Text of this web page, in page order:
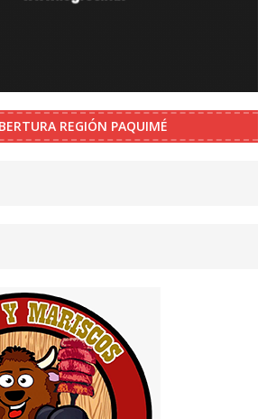
REGIÓN PAQUIMÉ